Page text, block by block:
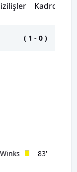
Kadrolar
( 1 - 0 )
83'